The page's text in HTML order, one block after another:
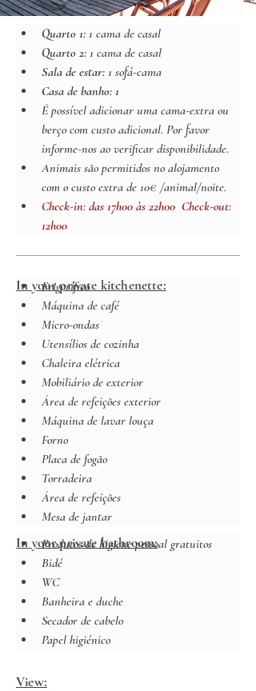
Quarto 1: 1 cama de casal
Quarto 2: 1 cama de casal
Sala de estar: 1 sofá-cama
Casa de banho: 1
É possível adicionar uma cama-extra ou
berço com custo adicional. Por favor
informe-nos ao verificar disponibilidade.
Animais são permitidos no alojamento
com o custo extra de 10€ /animal/noite.
Check-in: das 17h00 às 22h00
  Check-out:
12h00
In your private kitchenette:
Frigorífico
Máquina de café
Micro-ondas
Utensílios de cozinha
Chaleira elétrica
Mobiliário de exterior
Área de refeições exterior
Máquina de lavar louça
Forno
Placa de fogão
Torradeira
Área de refeições
Mesa de jantar
In your private bathroom:
Produtos de higiene pessoal gratuitos
Bidé
WC
Banheira e duche
Secador de cabelo
Papel higiénico
View: